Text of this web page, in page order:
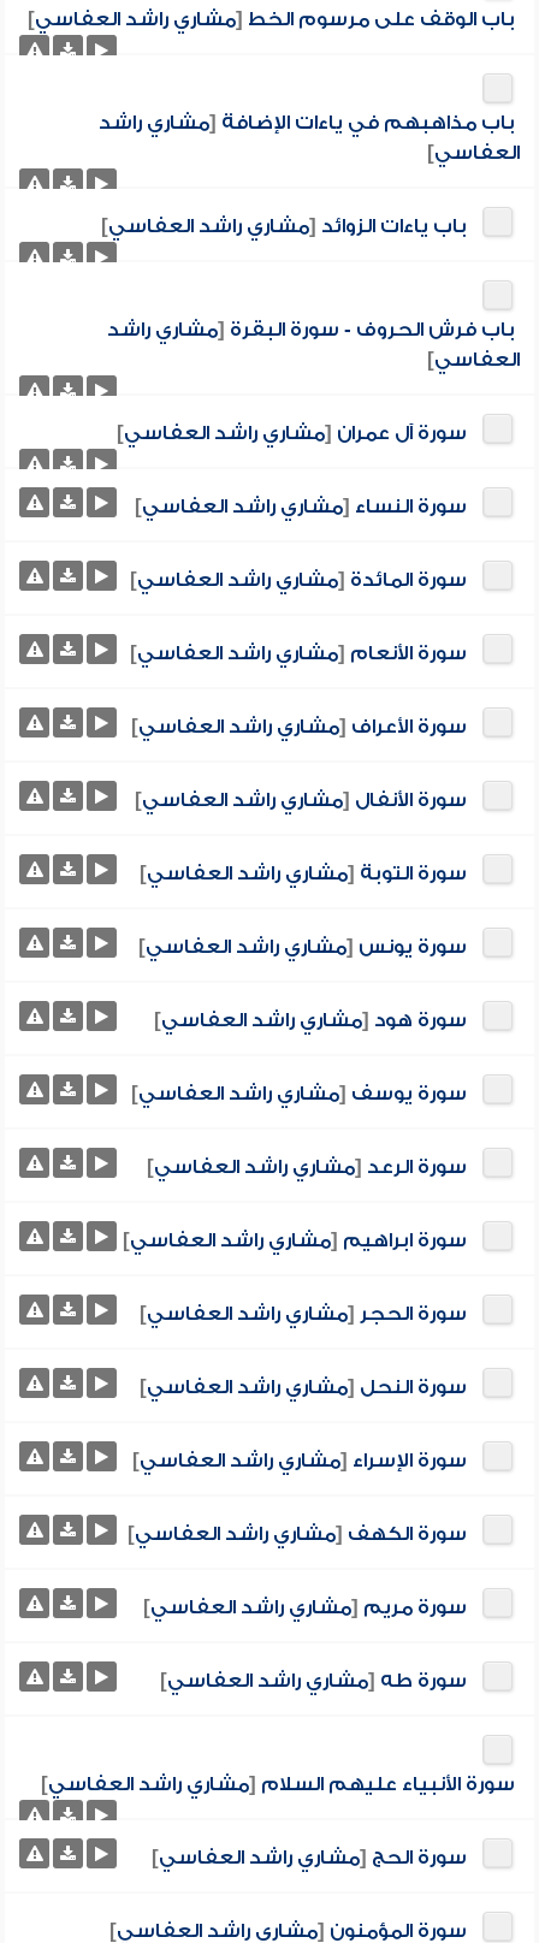
باب الوقف على مرسوم الخط [مشاري راشد العفاسي]
باب مذاهبهم في ياءات الإضافة [مشاري راشد
العفاسي]
باب ياءات الزوائد [مشاري راشد العفاسي]
باب فرش الحروف - سورة البقرة [مشاري راشد
العفاسي]
سورة آل عمران [مشاري راشد العفاسي]
سورة النساء [مشاري راشد العفاسي]
سورة المائدة [مشاري راشد العفاسي]
سورة الأنعام [مشاري راشد العفاسي]
سورة الأعراف [مشاري راشد العفاسي]
سورة الأنفال [مشاري راشد العفاسي]
سورة التوبة [مشاري راشد العفاسي]
سورة يونس [مشاري راشد العفاسي]
سورة هود [مشاري راشد العفاسي]
سورة يوسف [مشاري راشد العفاسي]
سورة الرعد [مشاري راشد العفاسي]
سورة ابراهيم [مشاري راشد العفاسي]
سورة الحجر [مشاري راشد العفاسي]
سورة النحل [مشاري راشد العفاسي]
سورة الإسراء [مشاري راشد العفاسي]
سورة الكهف [مشاري راشد العفاسي]
سورة مريم [مشاري راشد العفاسي]
سورة طه [مشاري راشد العفاسي]
سورة الأنبياء عليهم السلام [مشاري راشد العفاسي]
سورة الحج [مشاري راشد العفاسي]
سورة المؤمنون [مشاري راشد العفاسي]